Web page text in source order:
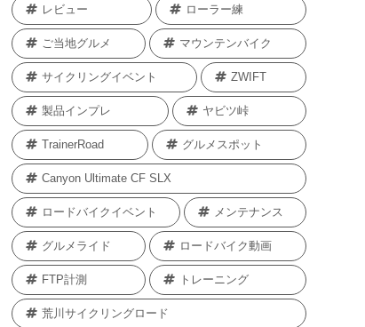
レビュー ローラー練
ご当地グルメ マウンテンバイク
サイクリングイベント ZWIFT
製品インプレ ヤビツ峠
TrainerRoad グルメスポット
Canyon Ultimate CF SLX
ロードバイクイベント メンテナンス
グルメライド ロードバイク動画
FTP計測 トレーニング
荒川サイクリングロード